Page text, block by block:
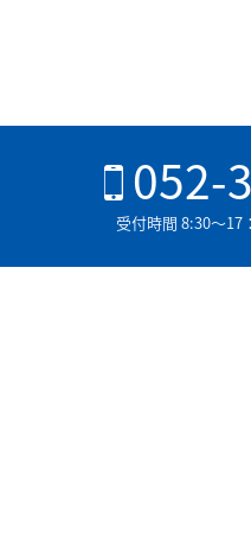
052-
受付時間 8:30〜17